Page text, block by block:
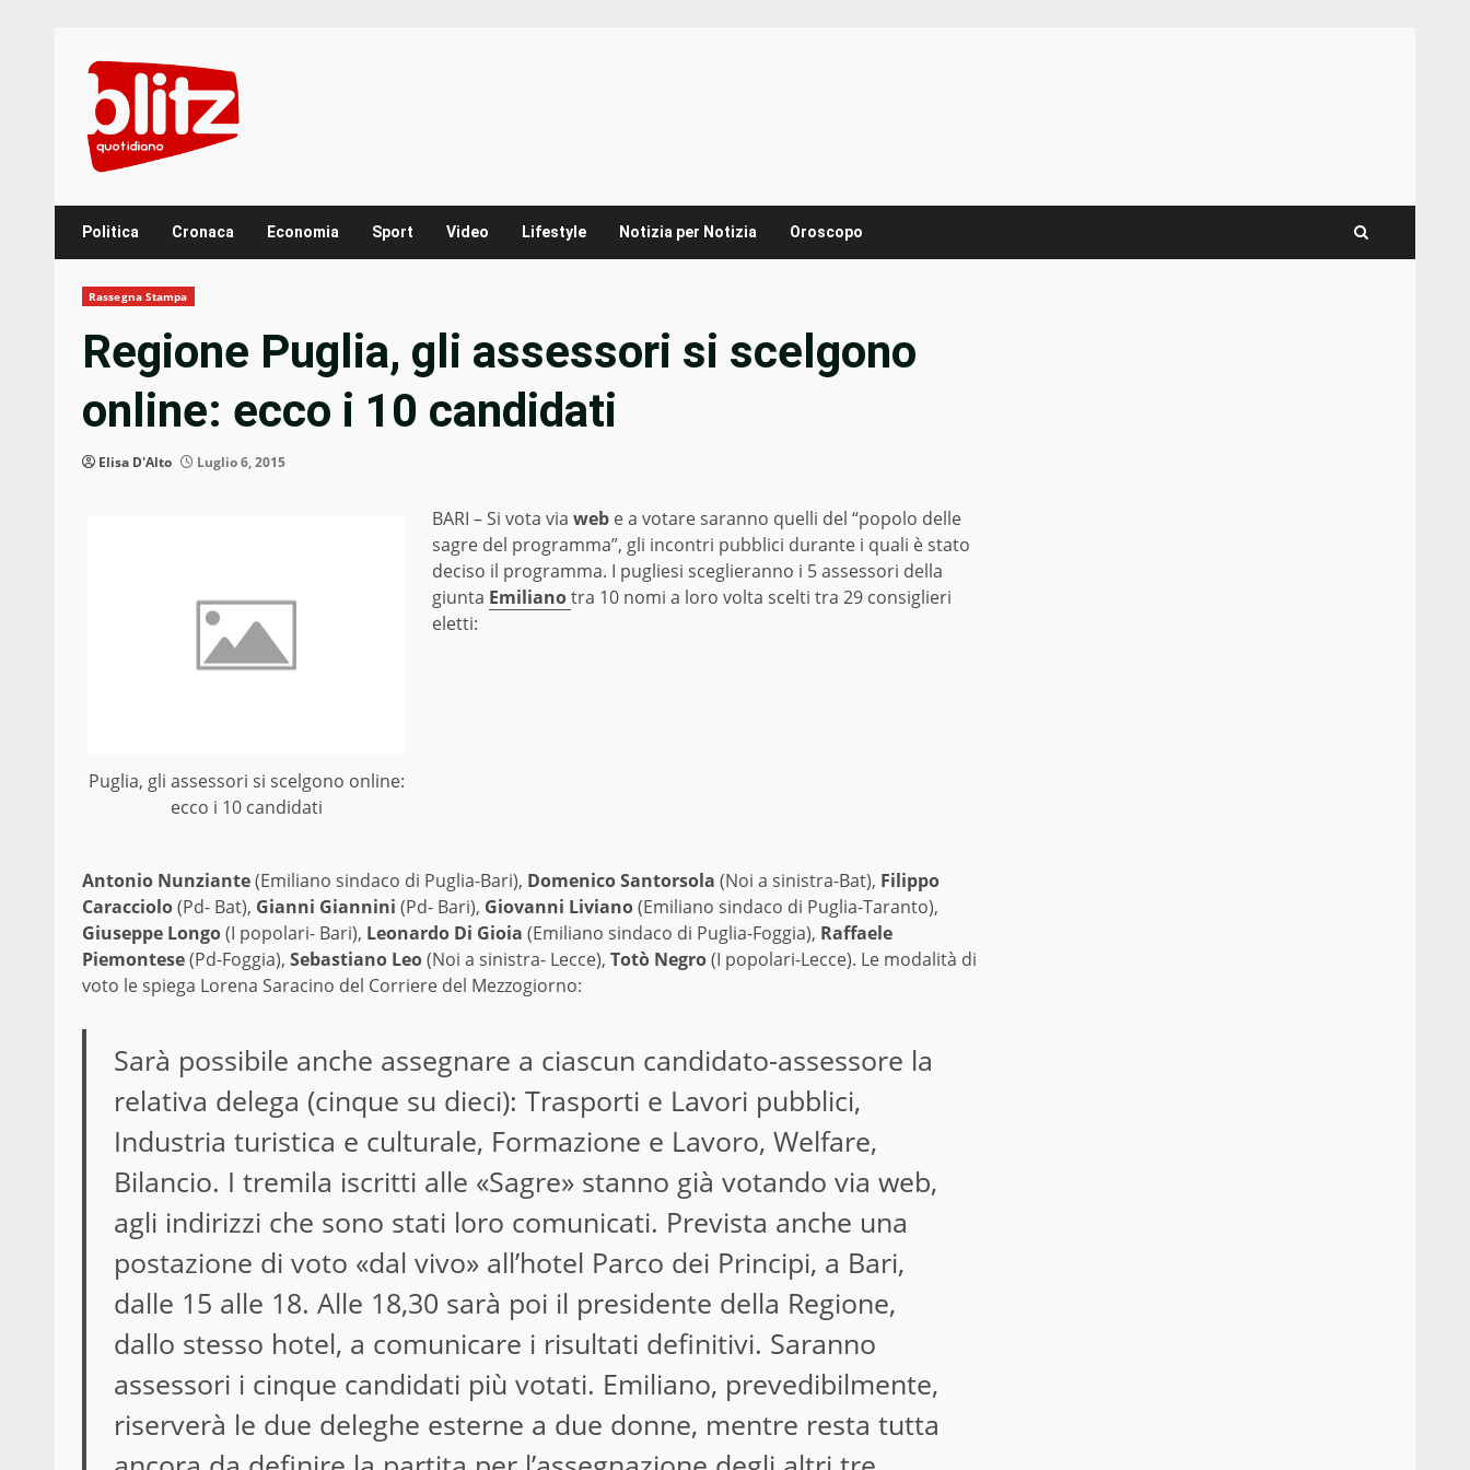
content
Politica Cronaca Economia Sport Video Lifestyle Notizia per Notizia Oroscopo
Rassegna Stampa
Regione Puglia, gli assessori si scelgono
online: ecco i 10 candidati
Elisa D'Alto Luglio 6, 2015
Puglia, gli assessori si scelgono online:
ecco i 10 candidati
BARI – Si vota via web e a votare saranno quelli del “popolo delle
sagre del programma”, gli incontri pubblici durante i quali è stato
deciso il programma. I pugliesi sceglieranno i 5 assessori della
giunta Emilianotra 10 nomi a loro volta scelti tra 29 consiglieri
eletti:
Antonio Nunziante(Emiliano sindaco di Puglia-Bari), Domenico Santorsola (Noi a sinistra-Bat), Filippo
Caracciolo(Pd- Bat), Gianni Giannini (Pd- Bari), Giovanni Liviano(Emiliano sindaco di Puglia-Taranto),
Giuseppe Longo(I popolari- Bari), Leonardo Di Gioia (Emiliano sindaco di Puglia-Foggia), Raffaele
Piemontese(Pd-Foggia), Sebastiano Leo(Noi a sinistra- Lecce), Totò Negro(I popolari-Lecce). Le modalità di
voto le spiega Lorena Saracino del Corriere del Mezzogiorno:
Sarà possibile anche assegnare a ciascun candidato-assessore la
relativa delega (cinque su dieci): Trasporti e Lavori pubblici,
Industria turistica e culturale, Formazione e Lavoro, Welfare,
Bilancio. I tremila iscritti alle «Sagre» stanno già votando via web,
agli indirizzi che sono stati loro comunicati. Prevista anche una
postazione di voto «dal vivo» all’hotel Parco dei Principi, a Bari,
dalle 15 alle 18. Alle 18,30 sarà poi il presidente della Regione,
dallo stesso hotel, a comunicare i risultati definitivi. Saranno
assessori i cinque candidati più votati. Emiliano, prevedibilmente,
riserverà le due deleghe esterne a due donne, mentre resta tutta